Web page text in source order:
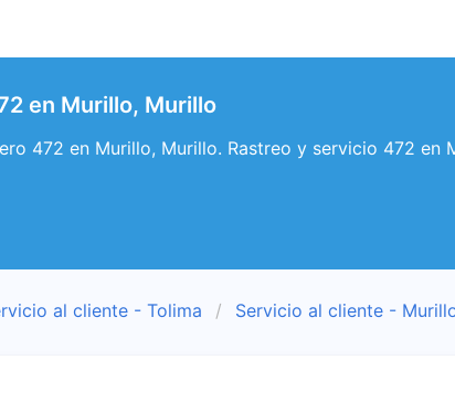
en Murillo, Murillo
472 en Murillo, Murillo. Rastreo y servicio 472 en
al cliente - Tolima Servicio al cliente -